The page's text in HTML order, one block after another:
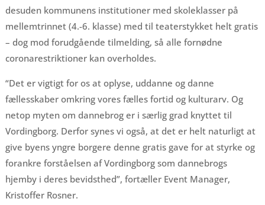
desuden kommunens institutioner med skoleklasser på
mellemtrinnet (4.-6. klasse) med til teaterstykket helt gratis
– dog mod forudgående tilmelding, så alle fornødne
coronarestriktioner kan overholdes.
“Det er vigtigt for os at oplyse, uddanne og danne
fællesskaber omkring vores fælles fortid og kulturarv. Og
netop myten om dannebrog er i særlig grad knyttet til
Vordingborg. Derfor synes vi også, at det er helt naturligt at
give byens yngre borgere denne gratis gave for at styrke og
forankre forståelsen af Vordingborg som dannebrogs
hjemby i deres bevidsthed”, fortæller Event Manager,
Kristoffer Rosner.